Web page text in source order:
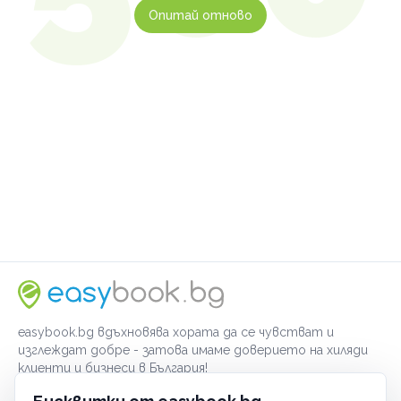
Опитай отново
easybook.bg вдъхновява хората да се чувстват и
изглеждат добре - затова имаме доверието на хиляди
клиенти и бизнеси в България!